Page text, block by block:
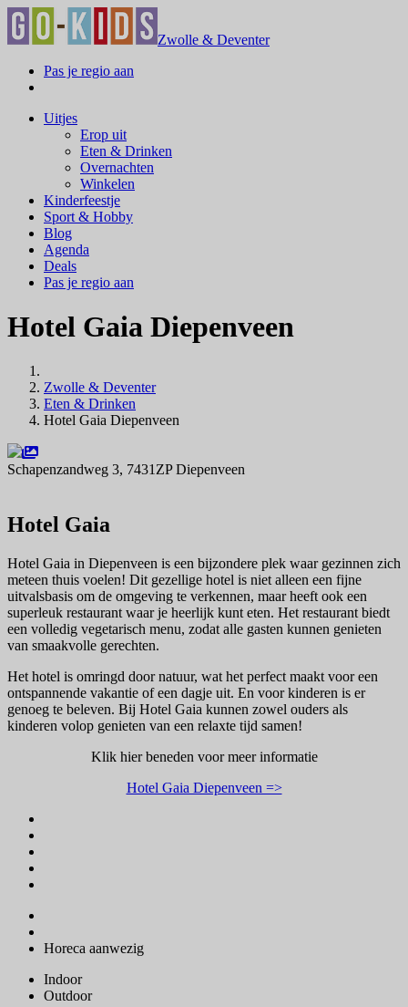
Zwolle & Deventer
Pas je regio aan
Uitjes
Erop uit
Eten & Drinken
Overnachten
Winkelen
Kinderfeestje
Sport & Hobby
Blog
Agenda
Deals
Pas je regio aan
Hotel Gaia Diepenveen
Zwolle & Deventer
Eten & Drinken
Hotel Gaia Diepenveen
Schapenzandweg 3, 7431ZP Diepenveen
Hotel Gaia
Hotel Gaia in Diepenveen is een bijzondere plek waar gezinnen zich
meteen thuis voelen! Dit gezellige hotel is niet alleen een fijne
uitvalsbasis om de omgeving te verkennen, maar heeft ook een
superleuk restaurant waar je heerlijk kunt eten. Het restaurant biedt
een volledig vegetarisch menu, zodat alle gasten kunnen genieten
van smaakvolle gerechten.
Het hotel is omringd door natuur, wat het perfect maakt voor een
ontspannende vakantie of een dagje uit. En voor kinderen is er
genoeg te beleven. Bij Hotel Gaia kunnen zowel ouders als
kinderen volop genieten van een relaxte tijd samen!
Klik hier beneden voor meer informatie
Hotel Gaia Diepenveen =>
Horeca aanwezig
Indoor
Outdoor